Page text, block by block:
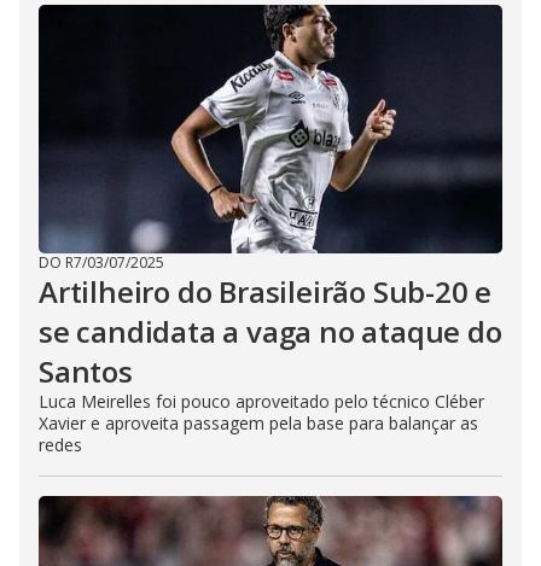
DO R7/03/07/2025
Artilheiro do Brasileirão Sub-20 e
se candidata a vaga no ataque do
Santos
Luca Meirelles foi pouco aproveitado pelo técnico Cléber
Xavier e aproveita passagem pela base para balançar as
redes